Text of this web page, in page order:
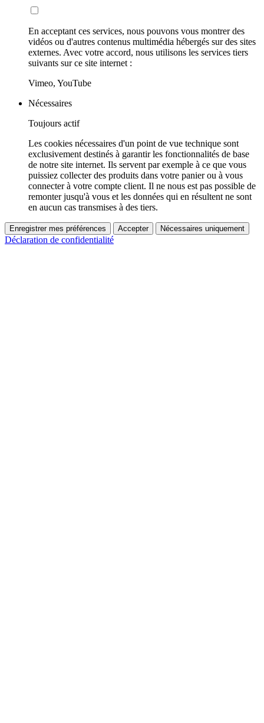
En acceptant ces services, nous pouvons vous montrer des
vidéos ou d'autres contenus multimédia hébergés sur des sites
externes. Avec votre accord, nous utilisons les services tiers
suivants sur ce site internet :
Vimeo, YouTube
Nécessaires
Toujours actif
Les cookies nécessaires d'un point de vue technique sont
exclusivement destinés à garantir les fonctionnalités de base
de notre site internet. Ils servent par exemple à ce que vous
puissiez collecter des produits dans votre panier ou à vous
connecter à votre compte client. Il ne nous est pas possible de
remonter jusqu'à vous et les données qui en résultent ne sont
en aucun cas transmises à des tiers.
Enregistrer mes préférences Accepter Nécessaires uniquement
Déclaration de confidentialité